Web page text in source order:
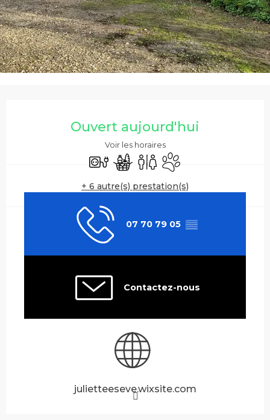
Ouvert aujourd'hui
Voir les horaires
Branchements électriques
Commerce alimentaire
ToilettesAnimaux acceptés
+ 6 autre(s) prestation(s)
07 70 79 05 ▒▒
Contactez-nous
julietteeseve.wixsite.com